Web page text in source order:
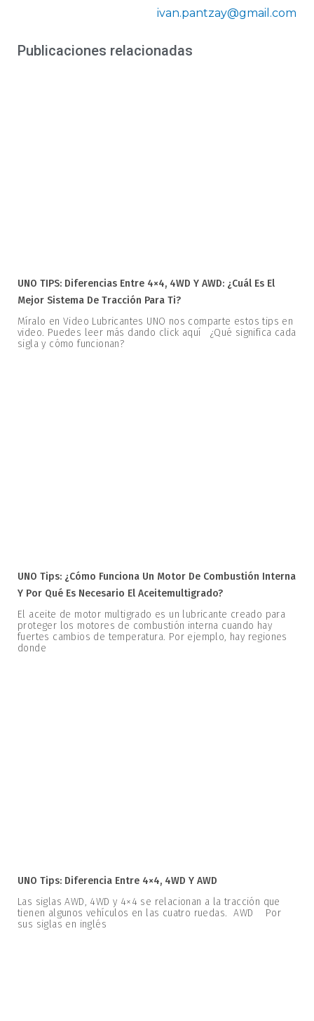
ivan.pantzay@gmail.com
Publicaciones relacionadas
UNO TIPS: Diferencias Entre 4×4, 4WD Y AWD: ¿Cuál Es El
Mejor Sistema De Tracción Para Ti?
Míralo en Video Lubricantes UNO nos comparte estos tips en
video. Puedes leer más dando click aquí ¿Qué significa cada
sigla y cómo funcionan?
UNO Tips: ¿Cómo Funciona Un Motor De Combustión Interna
Y Por Qué Es Necesario El Aceitemultigrado?
El aceite de motor multigrado es un lubricante creado para
proteger los motores de combustión interna cuando hay
fuertes cambios de temperatura. Por ejemplo, hay regiones
donde
UNO Tips: Diferencia Entre 4×4, 4WD Y AWD
Las siglas AWD, 4WD y 4×4 se relacionan a la tracción que
tienen algunos vehículos en las cuatro ruedas. AWD Por
sus siglas en inglés